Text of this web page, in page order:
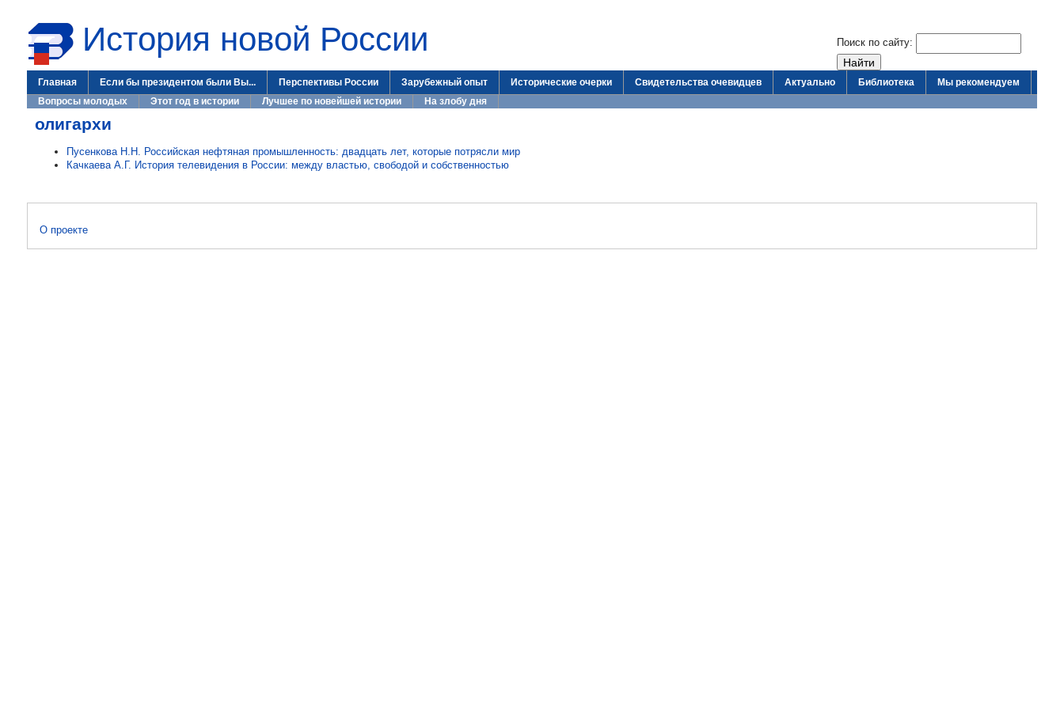
Поиск по сайту:
История новой России
Главная Если бы президентом были Вы... Перспективы России Зарубежный опыт Исторические очерки Свидетельства очевидцев Актуально Библиотека
Мы рекомендуем
Вопросы молодых
Этот год в истории Лучшее по новейшей истории На злобу дня
олигархи
Пусенкова Н.Н. Российская нефтяная промышленность: двадцать лет, которые потрясли мир
Качкаева А.Г. История телевидения в России: между властью, свободой и собственностью
О проекте